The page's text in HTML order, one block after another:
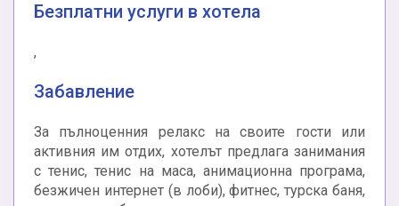
Безплатни услуги в хотела
,
Забавление
За пълноценния релакс на своите гости или
активния им отдих, хотелът предлага занимания
с тенис, тенис на маса, анимационна програма,
безжичен интернет (в лоби), фитнес, турска баня,